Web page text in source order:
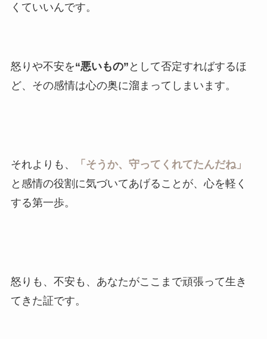
くていいんです。
怒りや不安を“悪いもの” として否定すればするほ
ど、その感情は心の奥に溜まってしまいます。
それよりも、
「そうか、守ってくれてたんだね」
と感情の役割に気づいてあげることが、心を軽く
する第一歩。
怒りも、不安も、あなたがここまで頑張って生き
てきた証です。